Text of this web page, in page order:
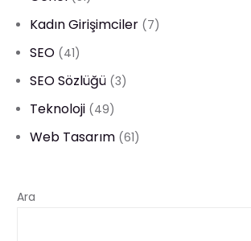
Kadın Girişimciler (7)
SEO (41)
SEO Sözlüğü (3)
Teknoloji (49)
Web Tasarım (61)
Ara